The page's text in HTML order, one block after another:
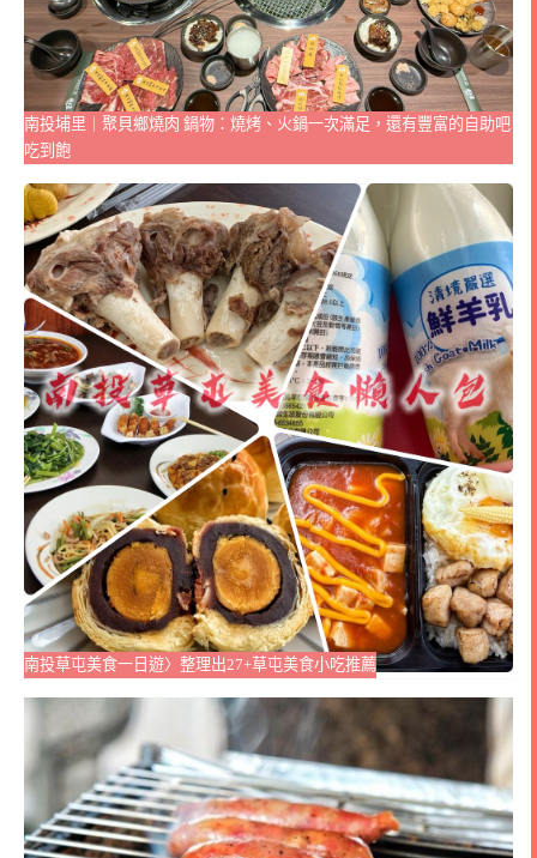
南投埔里｜聚貝鄉燒肉 鍋物：燒烤、火鍋一次滿足，還有豐富的自助吧
吃到飽
南投草屯美食一日遊〉整理出27+草屯美食小吃推薦